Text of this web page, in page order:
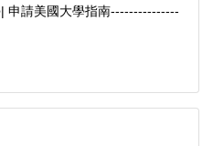
申請美國大學指南---------------